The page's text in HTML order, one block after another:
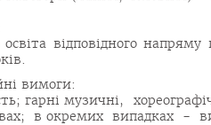
відповідного
вимоги:
гарні музичні,
в окремих випадках -